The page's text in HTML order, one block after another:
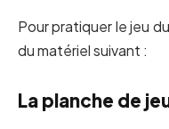
Pour pratiquer le jeu
du matériel suivant :
La planche de